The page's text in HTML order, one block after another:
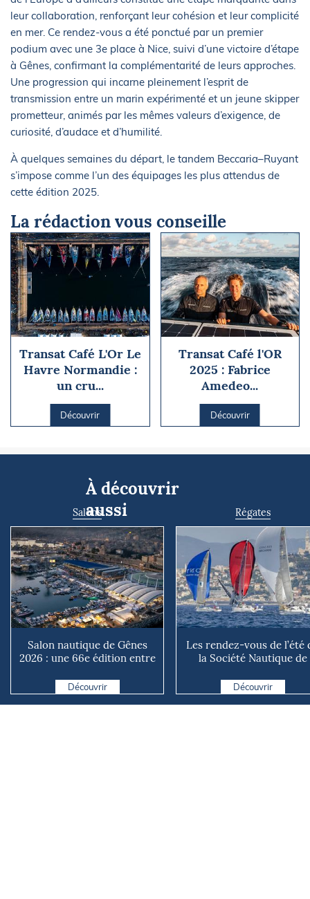
leur collaboration, renforçant leur cohésion et leur complicité
en mer. Ce rendez-vous a été ponctué par un premier
podium avec une 3e place à Nice, suivi d’une victoire d’étape
à Gênes, confirmant la complémentarité de leurs approches.
Une progression qui incarne pleinement l’esprit de
transmission entre un marin expérimenté et un jeune skipper
prometteur, animés par les mêmes valeurs d’exigence, de
curiosité, d’audace et d’humilité.
À quelques semaines du départ, le tandem Beccaria–Ruyant
s’impose comme l’un des équipages les plus attendus de
cette édition 2025.
La rédaction vous conseille
Transat Café L'Or Le
Havre Normandie :
un cru...
Découvrir
Transat Café l'OR
2025 : Fabrice
Amedeo...
Découvrir
À découvrir
aussi
Salons
Salon nautique de Gênes
2026 : une 66e édition entre
Découvrir
Régates
Les rendez-vous de l’été
la Société Nautique de
Découvrir